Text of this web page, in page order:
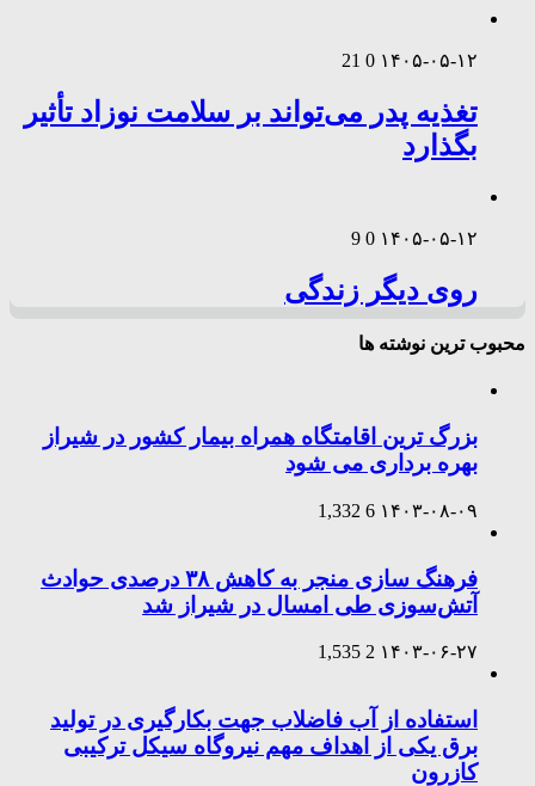
۱۴۰۵-۰۵-۱۲ 0
21
تغذیه پدر می‌تواند بر سلامت نوزاد تأثیر
بگذارد
۱۴۰۵-۰۵-۱۲ 0
9
روی دیگر زندگی
محبوب ترین نوشته ها
بزرگ ترین اقامتگاه همراه بیمار کشور در شیراز
بهره برداری می شود
۱۴۰۳-۰۸-۰۹ 6
1,332
فرهنگ سازی منجر به کاهش ۳۸ درصدی حوادث
آتش‌سوزی طی امسال در شیراز شد
۱۴۰۳-۰۶-۲۷ 2
1,535
استفاده از آب فاضلاب جهت بکارگیری در تولید
برق یکی از اهداف مهم نیروگاه سیکل ترکیبی
کازرون